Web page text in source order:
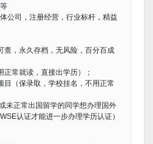
公司，注册经营，行业标杆，精益
查，永久存档，无风险，百分百成
常就读，直接出学历）；
目（保录取，学校挂名，不用正常
未正常出国留学的同学想办理国外
认证才能进一步办理学历认证）